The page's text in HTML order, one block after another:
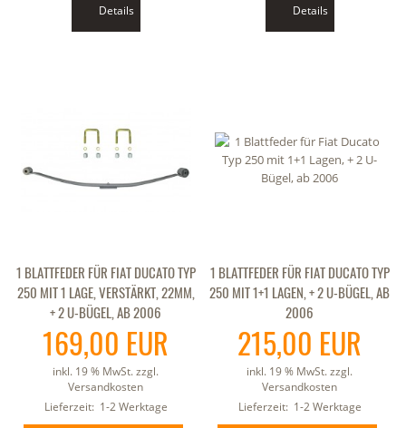
Details Details
1 BLATTFEDER FÜR FIAT DUCATO TYP
250 MIT 1 LAGE, VERSTÄRKT, 22MM,
+ 2 U-BÜGEL, AB 2006
169,00 EUR
inkl. 19 % MwSt. zzgl.
Versandkosten
Lieferzeit: 1-2 Werktage
1 BLATTFEDER FÜR FIAT DUCATO TYP
250 MIT 1+1 LAGEN, + 2 U-BÜGEL, AB
2006
215,00 EUR
inkl. 19 % MwSt. zzgl.
Versandkosten
Lieferzeit: 1-2 Werktage